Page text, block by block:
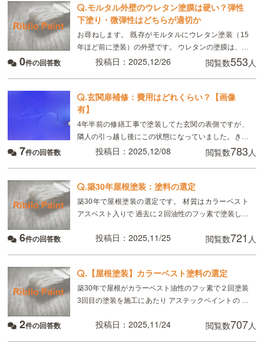
.モルタル外壁のウレタン塗膜は硬い？弾性
下塗り・微弾性はどちらが適切か
お尋ねします。 既存がモルタルにウレタン塗装（15
年ほど前に塗装）の外壁です。 ウレタンの塗膜は、硬
質に分類されますか？ 塗り替える場合の下塗り材は、
0件の回答数 投稿日：2025,12/26 閲覧数553 人
.玄関扉補修：費用はどれくらい？【画像
有】
4年半前の修繕工事で塗装してた玄関の表側ですが、
隣人の引っ越し後にこの状態になっていました。きれ
いになればよいのですがお見積りどれくらいでしょう
7件の回答数 投稿日：2025,12/08 閲覧数783 人
.築30年屋根塗装：塗料の選定
築30年で屋根塗装の選定です。 材質はカラーベスト
アスベスト入りで 過去に２回油性のフッ素で塗装して
機EXコート 120万 ②超低汚染
6件の回答数 投稿日：2025,11/25 閲覧数721 人
. 【屋根塗装】カラーベスト塗料の選定
築30年で屋根がカラーベスト油性のフッ素で２回塗装
3回目の塗装を施工にあたり アステックペイントの ①
無機量が多くカラーベストが割れてしま
2件の回答数 投稿日：2025,11/24 閲覧数707人